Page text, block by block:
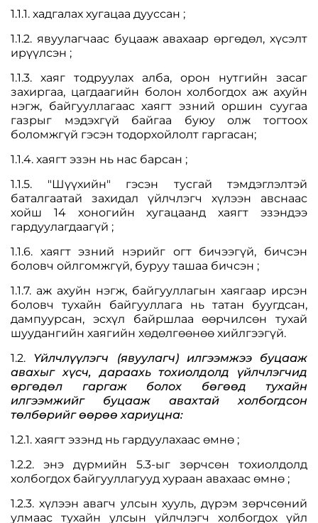
1.1.1. хадгалах хугацаа дууссан ;
1.1.2. явуулагчаас буцааж авахаар өргөдөл, хүсэлт
ирүүлсэн ;
1.1.3. хаяг тодруулах алба, орон нутгийн засаг
захиргаа, цагдаагийн болон холбогдох аж ахуйн
нэгж, байгууллагаас хаягт эзний оршин суугаа
газрыг мэдэхгүй байгаа буюу олж тогтоох
боломжгүй гэсэн тодорхойлолт гаргасан;
1.1.4. хаягт эзэн нь нас барсан ;
1.1.5. "Шүүхийн" гэсэн тусгай тэмдэглэлтэй
баталгаатай захидал үйлчлэгч хүлээн авснаас
хойш 14 хоногийн хугацаанд хаягт эзэндээ
гардуулагдаагүй ;
1.1.6. хаягт эзний нэрийг огт бичээгүй, бичсэн
боловч ойлгомжгүй, буруу ташаа бичсэн ;
1.1.7. аж ахуйн нэгж, байгууллагын хаягаар ирсэн
боловч тухайн байгууллага нь татан буугдсан,
дампуурсан, эсхүл байршлаа өөрчилсөн тухай
шуудангийн хаягийн хөдөлгөөнөө хийлгээгүй.
1.2. Үйлчлүүлэгч (явуулагч) илгээмжээ буцааж
авахыг хүсч, дараахь тохиолдолд үйлчлэгчид
өргөдөл гаргаж болох бөгөөд тухайн
илгээмжийг буцааж авахтай холбогдсон
төлбөрийг өөрөө хариуцна:
1.2.1. хаягт эзэнд нь гардуулахаас өмнө ;
1.2.2. энэ дүрмийн 5.3-ыг зөрчсөн тохиолдолд
холбогдох байгууллагууд хураан авахаас өмнө ;
1.2.3. хүлээн авагч улсын хууль, дүрэм зөрчсөний
улмаас тухайн улсын үйлчлэгч холбогдох үйл